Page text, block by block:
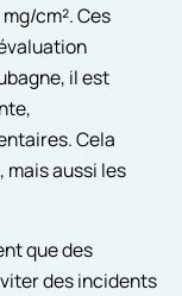
cm². Ces
il est
Cela
aussi les
que des
des incidents